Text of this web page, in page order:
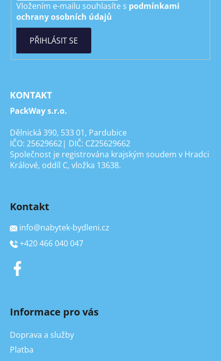
Vložením e-mailu souhlasíte s podmínkami
ochrany osobních údajů
PŘIHLÁSIT SE
KONTAKT
PackWay s.r.o.
Dělnická 390, 533 01, Pardubice
IČO: 25629662| DIČ: CZ25629662
Společnost je registrována krajským soudem v Hradci
Králové, oddíl C, vložka 13638.
Kontakt
info@nabytek-bydleni.cz
+420 466 040 047
Informace pro vás
Doprava a služby
Platba